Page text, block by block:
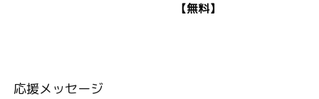
【無料】
応援メッセージ